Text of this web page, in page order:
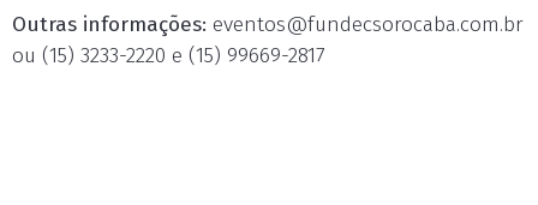
Outras informações: eventos@fundecsorocaba.com.br
ou (15) 3233-2220 e (15) 99669-2817